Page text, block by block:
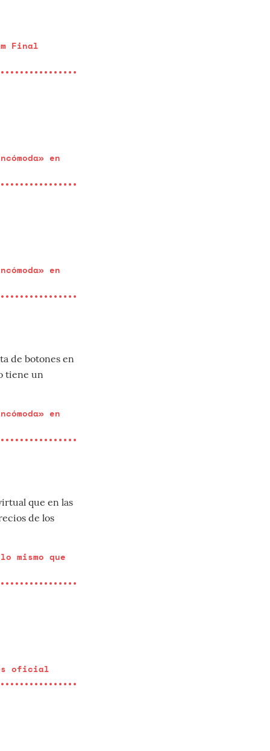
Final
en
en
de botones en
tiene un
en
que en las
de los
mismo que
oficial